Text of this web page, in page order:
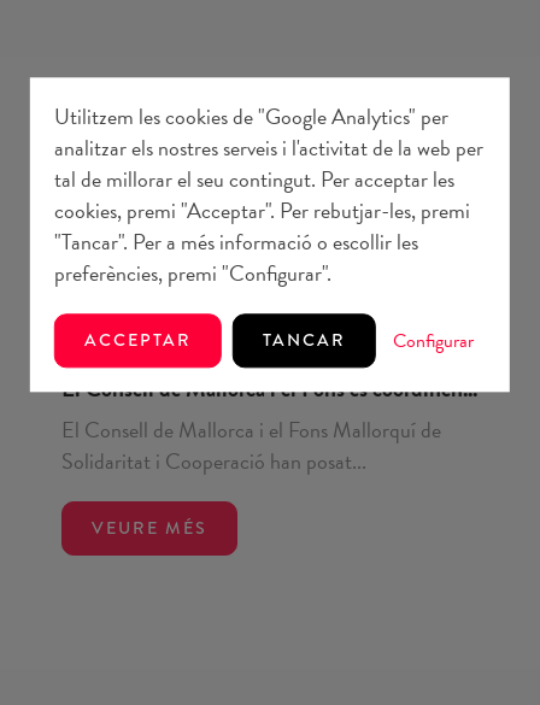
Comunicació 8 juliol 2026
El Consell de Mallorca i el Fons es coordinen...
El Consell de Mallorca i el Fons Mallorquí de
Solidaritat i Cooperació han posat...
VEURE MÉS
Utilitzem les cookies de "Google Analytics" per
analitzar els nostres serveis i l'activitat de la web per
tal de millorar el seu contingut. Per acceptar les
cookies, premi "Acceptar". Per rebutjar-les, premi
"Tancar". Per a més informació o escollir les
preferències, premi "Configurar".
ACCEPTAR TANCAR Configurar